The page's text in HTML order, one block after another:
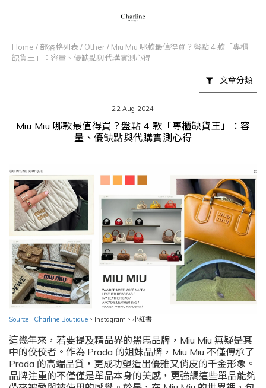
Home / 部落格列表 / Other/ Miu Miu 哪款最值得買？盤點 4 款「專櫃
缺貨王」：容量、優缺點與代購實測心得
文章分類
22 Aug 2024
Miu Miu 哪款最值得買？盤點 4 款「專櫃缺貨王」：容
量、優缺點與代購實測心得
Source : Charline Boutique 、 Instagram 、小紅書
這幾年來，若要提及精品界的黑馬品牌，Miu Miu 無疑是其
中的佼佼者。作為 Prada 的姐妹品牌，Miu Miu 不僅傳承了
Prada 的高端品質，更成功塑造出優雅又俏皮的千金形象。
品牌注重的不僅僅是單品本身的美感，更強調這些單品能夠